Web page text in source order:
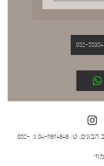
הילית קרש עיצוב ואדריכלות פנים, מושב הבונים, ט: 04-9894848 נ: 052-
מוזי